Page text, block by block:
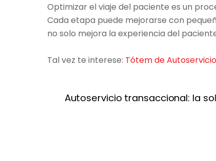
Optimizar el viaje del paciente es un
Cada etapa puede mejorarse con
no solo mejora la experiencia del
Tal vez te interese: Tótem de
Autoservicio transaccional: la